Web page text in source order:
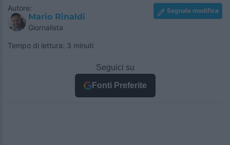
Autore:
Mario Rinaldi
Giornalista
Segnala modifica
Tempo di lettura: 3 minuti
Seguici su
Fonti Preferite